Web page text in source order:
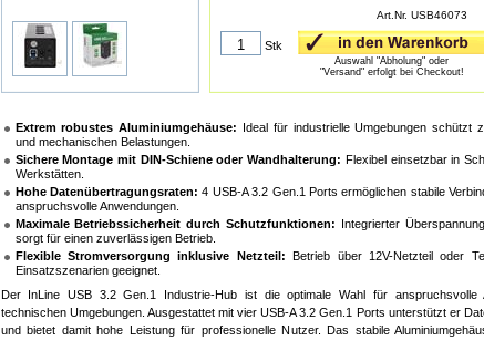
Art.Nr. USB46073
Stk
Auswahl "Abholung" oder
"Versand" erfolgt bei Checkout!
Extrem robustes Aluminiumgehäuse: Ideal für industrielle Umgebungen schützt
und mechanischen Belastungen.
Sichere Montage mit DIN-Schiene oder Wandhalterung: Flexibel einsetzbar in
Werkstätten.
Hohe Datenübertragungsraten: 4 USB-A 3.2 Gen.1 Ports ermöglichen stabile
anspruchsvolle Anwendungen.
Maximale Betriebssicherheit durch Schutzfunktionen: Integrierter
sorgt für einen zuverlässigen Betrieb.
Flexible Stromversorgung inklusive Netzteil: Betrieb über 12V-Netzteil oder
Einsatzszenarien geeignet.
Der InLine USB 3.2 Gen.1 Industrie-Hub ist die optimale Wahl für anspruchsvolle
technischen Umgebungen. Ausgestattet mit vier USB-A 3.2 Gen.1 Ports unterstützt er
und bietet damit hohe Leistung für professionelle Nutzer. Das stabile